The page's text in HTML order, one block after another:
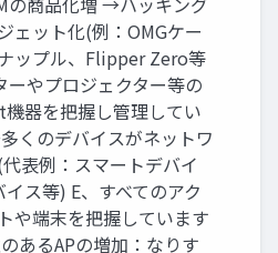
ェット化(例：OMGケー
ップル、Flipper Zero等
ーやプロジェクター等の
器を把握し管理してい
くのデバイスがネットワ
表例：スマートデバイ
ス等) E、すべてのアク
や端末を把握しています
あるAPの増加：なりす